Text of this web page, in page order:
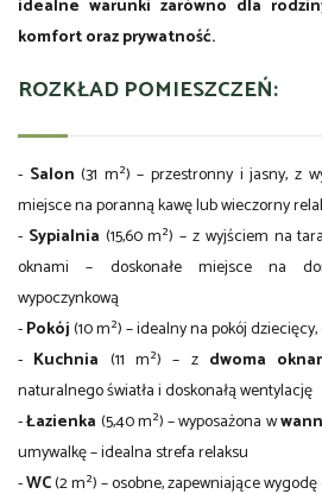
idealne warunki zarówno dla
komfort oraz prywatność.
ROZKŁAD POMIESZCZEŃ:
- Salon (31 m²) – przestronny i jasny, z
miejsce na poranną kawę lub wieczorny
- Sypialnia (15,60 m²) – z wyjściem na
oknami – doskonałe miejsce na
wypoczynkową
-Pokój(10 m²) – idealny na pokój
- Kuchnia (11 m²) – z dwoma
naturalnego światła i doskonałą wentylację
-Łazienka (5,40 m²) – wyposażona w
umywalkę – idealna strefa relaksu
-WC(2 m²) – osobne, zapewniające